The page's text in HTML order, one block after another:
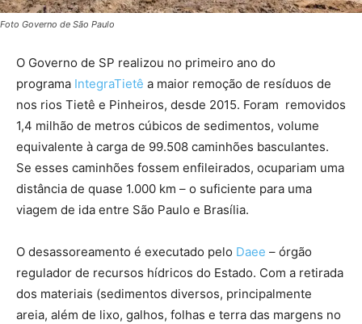
Foto Governo de São Paulo
O Governo de SP realizou no primeiro ano do
programa IntegraTietê a maior remoção de resíduos de
nos rios Tietê e Pinheiros, desde 2015. Foram removidos
1,4 milhão de metros cúbicos de sedimentos, volume
equivalente à carga de 99.508 caminhões basculantes.
Se esses caminhões fossem enfileirados, ocupariam uma
distância de quase 1.000 km – o suficiente para uma
viagem de ida entre São Paulo e Brasília.
O desassoreamento é executado pelo Daee – órgão
regulador de recursos hídricos do Estado. Com a retirada
dos materiais (sedimentos diversos, principalmente
areia, além de lixo, galhos, folhas e terra das margens no